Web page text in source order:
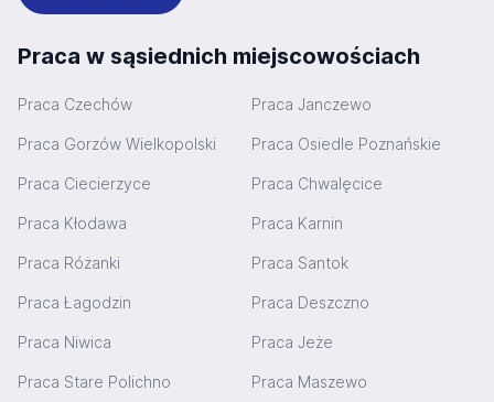
Praca w sąsiednich miejscowościach
Praca Czechów Praca Janczewo
Praca Gorzów Wielkopolski Praca Osiedle Poznańskie
Praca Ciecierzyce Praca Chwalęcice
Praca Kłodawa Praca Karnin
Praca Różanki Praca Santok
Praca Łagodzin Praca Deszczno
Praca Niwica Praca Jeże
Praca Stare Polichno Praca Maszewo